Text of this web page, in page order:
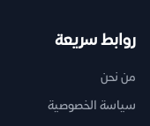
روابط سريعة
من نحن
سياسة الخصوصية